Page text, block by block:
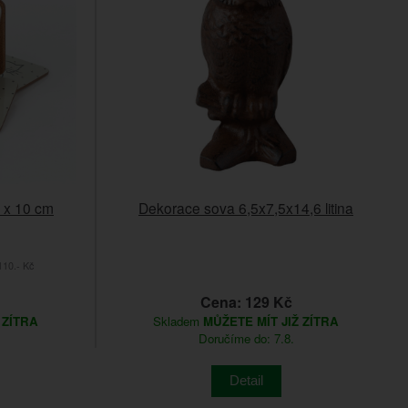
10 cm
Kč
Dekorace sova 6,5x7,5x14,6 litina
Cena: 129 Kč
Skladem MŮŽETE MÍT JIŽ ZÍTRA
Doručíme do: 7.8.
Detail